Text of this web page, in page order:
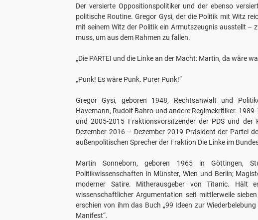
Der versierte Oppositionspolitiker und der ebenso
politische Routine. Gregor Gysi, der die Politik mit Witz
mit seinem Witz der Politik ein Armutszeugnis ausstellt –
muss, um aus dem Rahmen zu fallen.
„Die PARTEI und die Linke an der Macht: Martin, da wäre
„Punk! Es wäre Punk. Purer Punk!“
Gregor Gysi, geboren 1948, Rechtsanwalt und
Havemann, Rudolf Bahro und andere Regimekritiker.
und 2005-2015 Fraktionsvorsitzender der PDS und
Dezember 2016 – Dezember 2019 Präsident der Partei
außenpolitischen Sprecher der Fraktion Die Linke im
Martin Sonneborn, geboren 1965 in Göttingen,
Politikwissenschaften in Münster, Wien und Berlin;
moderner Satire. Mitherausgeber von Titanic. Hält
wissenschaftlicher Argumentation seit mittlerweile
erschien von ihm das Buch „99 Ideen zur
Manifest“.